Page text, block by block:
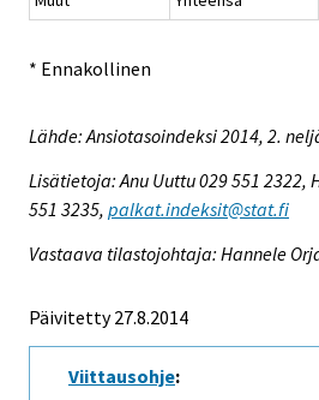
* Ennakollinen
Lähde: Ansiotasoindeksi 2014, 2.
Lisätietoja: Anu Uuttu 029 551 2322,
551 3235, palkat.indeksit@stat.fi
Vastaava tilastojohtaja: Hannele
Päivitetty 27.8.2014
Viittausohje: